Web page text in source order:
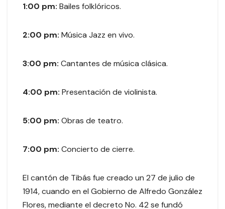
1:00 pm: Bailes folklóricos.
2:00 pm: Música Jazz en vivo.
3:00 pm: Cantantes de música clásica.
4:00 pm: Presentación de violinista.
5:00 pm: Obras de teatro.
7:00 pm: Concierto de cierre.
El cantón de Tibás fue creado un 27 de julio de
1914, cuando en el Gobierno de Alfredo González
Flores, mediante el decreto No. 42 se fundó